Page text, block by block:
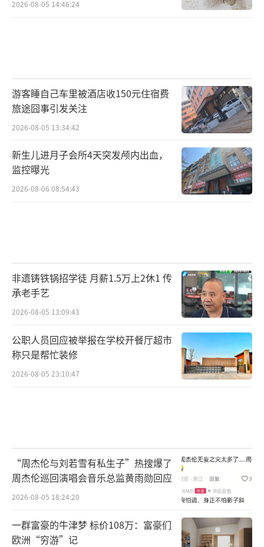
2026-08-05 14:46:24
游客睡自己车里被酒店收150元住宿费
旅途囧事引发关注
2026-08-05 13:34:42
新生儿进月子会所4天突发颅内出血，
监控曝光
2026-08-06 08:54:43
非遗铸铁锅招学徒 月薪1.5万上2休1 传
承老手艺
2026-08-05 13:09:43
公职人员回应被举报在学校开餐厅超市
称只是帮忙装修
2026-08-05 23:10:47
“周杰伦与刘若雪有私生子”热搜爆了
周杰伦巡回演唱会音乐总监黄雨勋回应
2026-08-05 18:24:20
一群富豪的牛津梦 标价108万：富豪们
欧洲“穷游”记